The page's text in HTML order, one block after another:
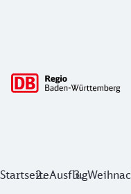
StartseiteAusflug